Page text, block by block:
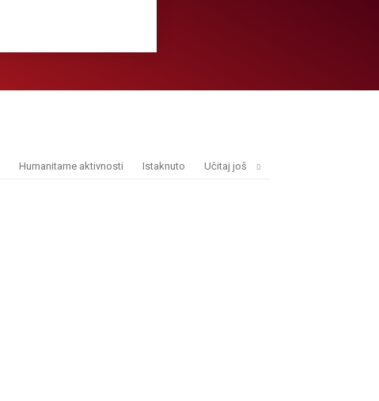
Humanitarne aktivnosti Istaknuto Učitaj još